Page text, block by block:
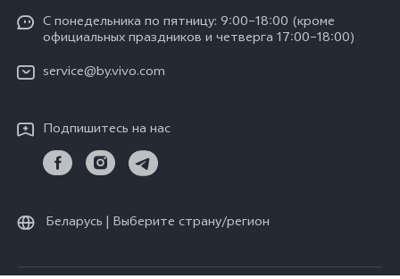
Y17s
Y18
Все модели
Funtouch OS
IMEI аутентификация
Обновление системы
Инструкции по гарантии vivo
Карьера в vivo
Юридическая информация
Центр конфиденциальности vivo
Стабильность
С понедельника по пятницу: 9:00–18:00 (кроме
официальных праздников и четверга 17:00–18:00)
service@by.vivo.com
Подпишитесь на нас
Беларусь | Выберите страну/регион